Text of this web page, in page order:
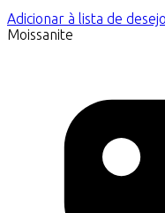
Adicionar à lista de